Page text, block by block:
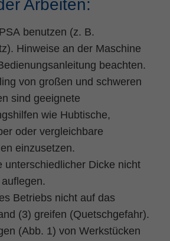
Arbeiten:
benutzen (z. B.
Hinweise an der Maschine
beachten.
von großen und schweren
sind geeignete
wie Hubtische,
oder vergleichbare
einzusetzen.
unterschiedlicher Dicke nicht
Betriebs nicht auf das
(3) greifen (Quetschgefahr).
(Abb. 1) von Werkstücken